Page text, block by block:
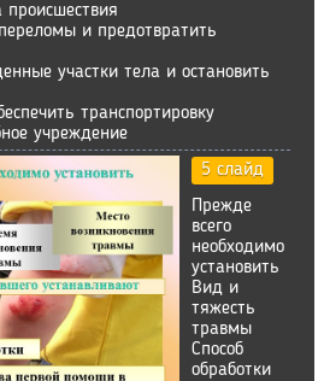
происшествия
и предотвратить
участки тела и остановить
транспортировку
учреждение
5 слайд
Прежде
всего
необходимо
установить
Вид и
тяжесть
травмы
Способ
обработки